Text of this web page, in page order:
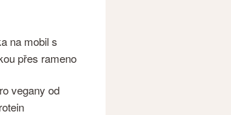
na mobil s
přes rameno
vegany od